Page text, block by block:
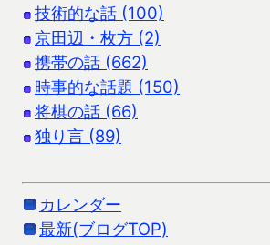
技術的な話 (100)
京田辺・枚方 (2)
携帯の話 (662)
時事的な話題 (150)
将棋の話 (66)
独り言 (89)
カレンダー
最新(ブログTOP)